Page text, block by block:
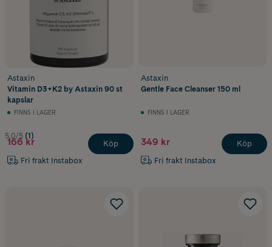
Astaxin
Vitamin D3+K2 by Astaxin 90 st
kapslar
FINNS I LAGER
5.0/5 (1)
166 kr
Fri frakt Instabox
Köp
Astaxin
Gentle Face Cleanser 150 ml
FINNS I LAGER
349 kr
Fri frakt Instabox
Köp